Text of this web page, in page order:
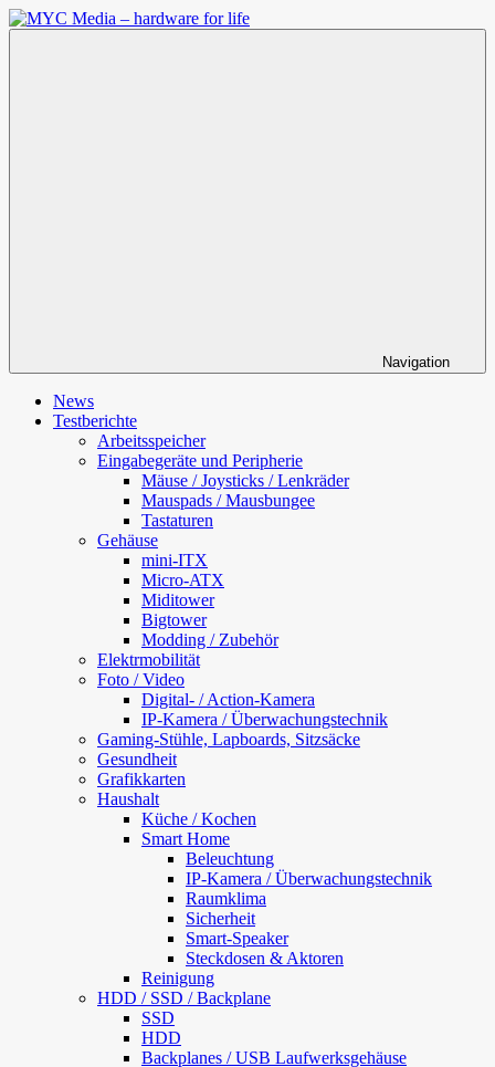
Zum
Inhalt
Navigation
News
Testberichte
Arbeitsspeicher
Eingabegeräte und Peripherie
Mäuse / Joysticks / Lenkräder
Mauspads / Mausbungee
Tastaturen
Gehäuse
mini-ITX
Micro-ATX
Miditower
Bigtower
Modding / Zubehör
Elektrmobilität
Foto / Video
Digital- / Action-Kamera
IP-Kamera / Überwachungstechnik
Gaming-Stühle, Lapboards, Sitzsäcke
Gesundheit
Grafikkarten
Haushalt
Küche / Kochen
Smart Home
Beleuchtung
IP-Kamera / Überwachungstechnik
Raumklima
Sicherheit
Smart-Speaker
Steckdosen & Aktoren
Reinigung
HDD / SSD / Backplane
SSD
HDD
Backplanes / USB Laufwerksgehäuse